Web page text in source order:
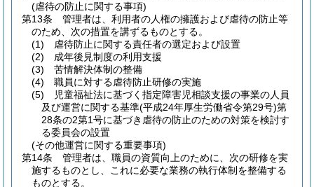
(虐待の防止に関する事項)
第13条
管理者は、利用者の人権の擁護および虐待の防止等
のため、次の措置を講ずるものとする。
(1)
虐待防止に関する責任者の選定および設置
(2)
成年後見制度の利用支援
(3)
苦情解決体制の整備
(4)
職員に対する虐待防止研修の実施
(5)
児童福祉法に基づく指定障害児相談支援の事業の人員
及び運営に関する基準(平成24年厚生労働省令第29号)第
28条の2第1号に基づき虐待の防止のための対策を検討す
る委員会の設置
(その他運営に関する重要事項)
第14条
管理者は、職員の資質向上のために、次の研修を実
施するものとし、これに必要な業務の執行体制を整備する
ものとする。